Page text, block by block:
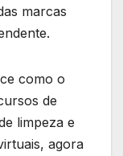
marcas
como o
de
limpeza e
agora